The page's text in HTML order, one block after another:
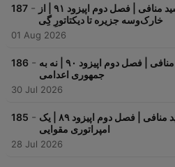
187 - رادیو شاخ با فرشید منافی | فصل دوم اپیزود ۹۱ | از
خارک‌وسه جزیره تا دیکتاتورِ گِی
01 Aug 2026
186 - رادیو شاخ با فرشید منافی | فصل دوم اپیزود ۹۰ | نه به
جمهوری اعدامی
30 Jul 2026
185 - رادیو شاخ با فرشید منافی | فصل دوم اپیزود ۸۹ | یک
امپراتوری مقوایی
28 Jul 2026